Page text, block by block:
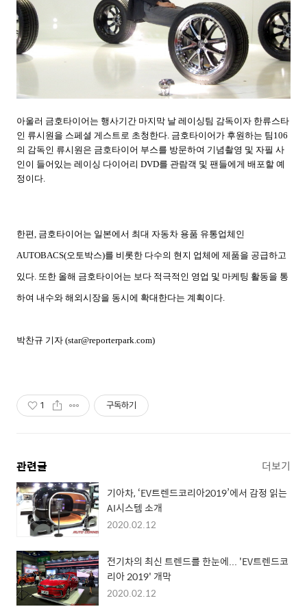
아울러 금호타이어는 행사기간 마지막 날 레이싱팀 감독이자 한류스타
인 류시원을 스페셜 게스트로 초청한다. 금호타이어가 후원하는 팀 106
의 감독인 류시원은 금호타이어 부스를 방문하여 기념촬영 및 자필 사
인이 들어있는 레이싱 다이어리 DVD를 관람객 및 팬들에게 배포할 예
정이다.
한편, 금호타이어는 일본에서 최대 자동차 용품 유통업체인
AUTOBACS(오토박스)를 비롯한 다수의 현지 업체에 제품을 공급하고
있다. 또한 올해 금호타이어는 보다 적극적인 영업 및 마케팅 활동을 통
하여 내수와 해외시장을 동시에 확대한다는 계획이다.
박찬규 기자 (star@reporterpark.com)
1 구독하기
관련글 더보기
기아차, ‘EV트렌드코리아2019’에서 감정 읽는
AI시스템 소개
2020.02.12
전기차의 최신 트렌드를 한눈에... 'EV트렌드코
리아 2019' 개막
2020.02.12